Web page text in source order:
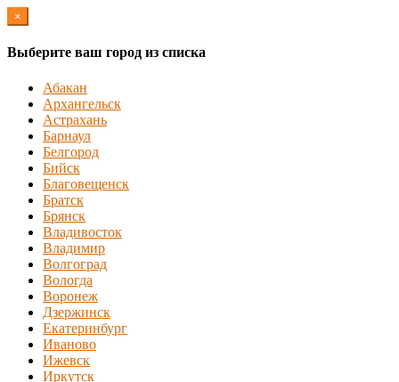
×
Выберите ваш город из списка
Абакан
Архангельск
Астрахань
Барнаул
Белгород
Бийск
Благовещенск
Братск
Брянск
Владивосток
Владимир
Волгоград
Вологда
Воронеж
Дзержинск
Екатеринбург
Иваново
Ижевск
Иркутск